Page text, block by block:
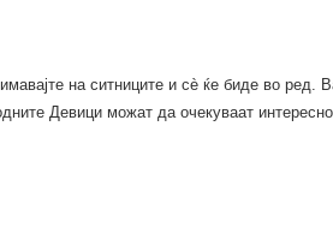
на ситниците и сè ќе биде во ред.
Девици можат да очекуваат